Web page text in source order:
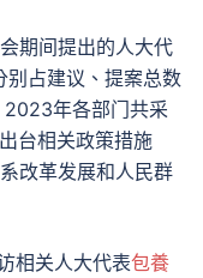
期间提出的人大代
占建议、提案总数
年各部门共采
台相关政策措施
改革发展和人民群
相关人大代表包養